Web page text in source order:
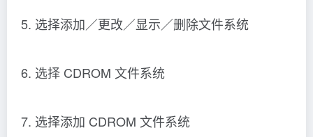
5. 选择添加／更改／显示／删除文件系统
6. 选择 CDROM 文件系统
7. 选择添加 CDROM 文件系统